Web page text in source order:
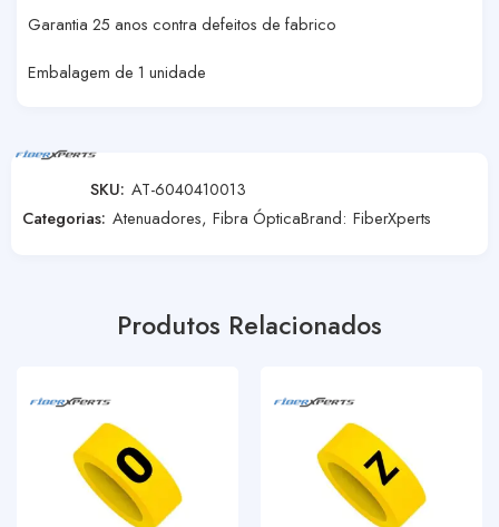
Garantia 25 anos contra defeitos de fabrico
Embalagem de 1 unidade
SKU: AT-6040410013
Categorias: Atenuadores, Fibra ÓpticaBrand: FiberXperts
Produtos Relacionados